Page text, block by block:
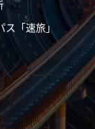
「速旅」